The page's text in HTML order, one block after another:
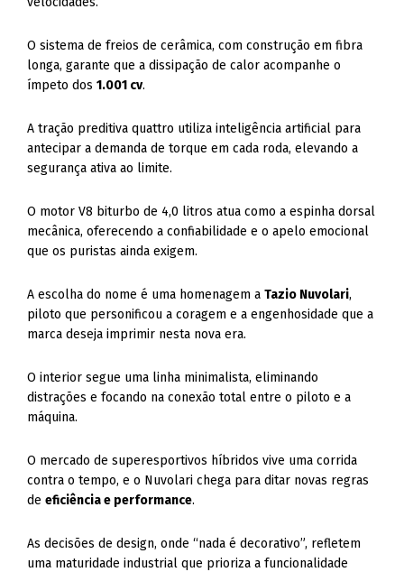
O sistema de freios de cerâmica, com construção em fibra
longa, garante que a dissipação de calor acompanhe o
ímpeto dos1.001 cv.
A tração preditiva quattro utiliza inteligência artificial para
antecipar a demanda de torque em cada roda, elevando a
segurança ativa ao limite.
O motor V8 biturbo de 4,0 litros atua como a espinha dorsal
mecânica, oferecendo a confiabilidade e o apelo emocional
que os puristas ainda exigem.
A escolha do nome é uma homenagem aTazio Nuvolari,
piloto que personificou a coragem e a engenhosidade que a
marca deseja imprimir nesta nova era.
O interior segue uma linha minimalista, eliminando
distrações e focando na conexão total entre o piloto e a
máquina.
O mercado de superesportivos híbridos vive uma corrida
contra o tempo, e o Nuvolari chega para ditar novas regras
deeficiência e performance.
As decisões de design, onde “nada é decorativo”, refletem
uma maturidade industrial que prioriza a funcionalidade